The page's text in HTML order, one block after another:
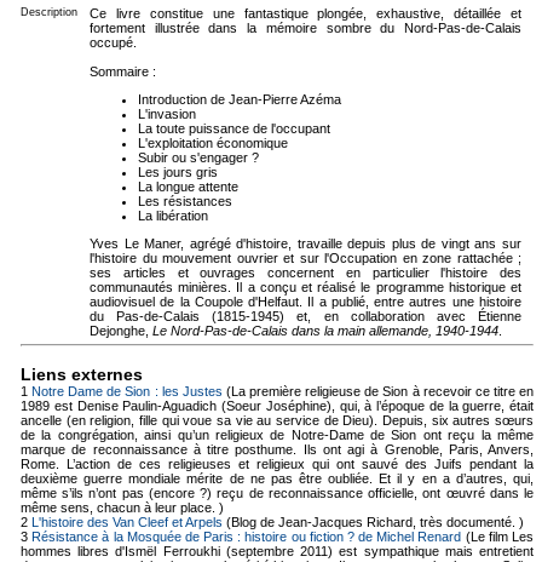
Description
Ce livre constitue une fantastique plongée, exhaustive, détaillée et
fortement illustrée dans la mémoire sombre du Nord-Pas-de-Calais
occupé.
Sommaire :
Introduction de Jean-Pierre Azéma
L'invasion
La toute puissance de l'occupant
L'exploitation économique
Subir ou s'engager ?
Les jours gris
La longue attente
Les résistances
La libération
Yves Le Maner, agrégé d'histoire, travaille depuis plus de vingt ans sur
l'histoire du mouvement ouvrier et sur l'Occupation en zone rattachée ;
ses articles et ouvrages concernent en particulier l'histoire des
communautés minières. Il a conçu et réalisé le programme historique et
audiovisuel de la Coupole d'Helfaut. Il a publié, entre autres une histoire
du Pas-de-Calais (1815-1945) et, en collaboration avec Étienne
Dejonghe, Le Nord-Pas-de-Calais dans la main allemande, 1940-1944
Liens externes
1Notre Dame de Sion : les Justes (La première religieuse de Sion à recevoir ce titre en
1989 est Denise Paulin-Aguadich (Soeur Joséphine), qui, à l’époque de la guerre, était
ancelle (en religion, fille qui voue sa vie au service de Dieu). Depuis, six autres sœurs
de la congrégation, ainsi qu’un religieux de Notre-Dame de Sion ont reçu la même
marque de reconnaissance à titre posthume. Ils ont agi à Grenoble, Paris, Anvers,
Rome. L’action de ces religieuses et religieux qui ont sauvé des Juifs pendant la
deuxième guerre mondiale mérite de ne pas être oubliée. Et il y en a d’autres, qui,
même s’ils n’ont pas (encore ?) reçu de reconnaissance officielle, ont œuvré dans le
même sens, chacun à leur place. )
2 L'histoire des Van Cleef et Arpels (Blog de Jean-Jacques Richard, très documenté. )
3Résistance à la Mosquée de Paris : histoire ou fiction ? de Michel Renard (Le film Les
hommes libres d'Ismël Ferroukhi (septembre 2011) est sympathique mais entretient